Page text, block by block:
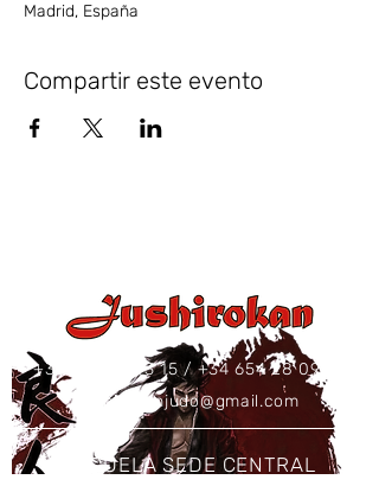
Madrid, España
Compartir este evento
+34 637 86 43 15/+34 654 28 09 73
jushirokanjudo@gmail.com
ESCUELA SEDE CENTRAL